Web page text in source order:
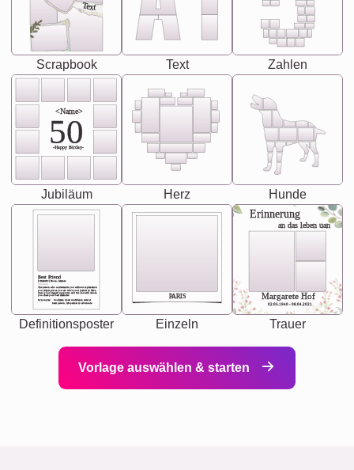
Text
Scrapbook Text Zahlen
<Name>
50
-Happy Birday-
Jubiläum Herz Hunde
Best Friend
[<NAME>] Noun, feminie
Synonyms: Soulmate, closet confidante, sister at
heart person, life partner in adventure.
The person who understands you without explanation
you accepts just as you are. She's your partner in life's,
chaos your biggest supporter, and the one with whom
you share your best memories.
Definitionsposter
PARIS
Einzeln
Erinnerung
an das leben uan
Margarete Hof
02.05.1940 - 08.04.2021
Trauer
Vorlage auswählen & starten